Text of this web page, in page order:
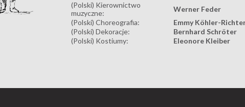
(Polski) Kierownictwo
muzyczne:
Werner Feder
(Polski) Choreografia:
Emmy Köhler-
(Polski) Dekoracje:
Bernhard Schröter
(Polski) Kostiumy:
Eleonore Kleiber